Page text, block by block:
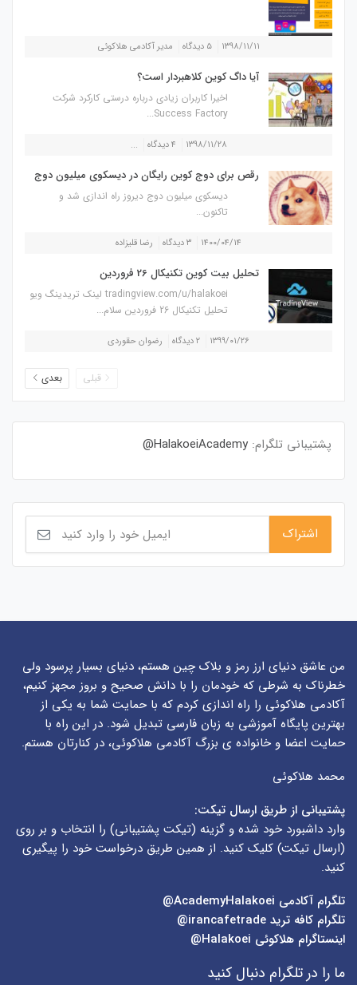
۱۳۹۸/۱۱/۱۱ ۵ دیدگاه مدیر آکادمی هلاکوئی
آیا داگ کوین کلاهبردار است؟
اخیرا کاربران زیادی درباره درستی کارکرد شرکت
Success Factory...
۱۳۹۸/۱۱/۲۸ ۴ دیدگاه ...
رقص برای دوج کوین رایگان در دیسکوی میلیون دوج
دیسکوی میلیون دوج دیروز راه اندازی شد و
تاکنون...
۱۴۰۰/۰۴/۱۴ ۳ دیدگاه رضا قلیزاده
تحلیل بیت کوین تکنیکال 26 فروردین
tradingview.com/u/halakoei لینک تریدینگ ویو
تحلیل تکنیکال 26 فروردین سلام...
۱۳۹۹/۰۱/۲۶ ۲ دیدگاه رضوان حقوردی
قبلی بعدی
پشتیبانی تلگرام: HalakoeiAcademy@
من عاشق دنیای ارز رمز و بلاک چین هستم، دنیای بسیار پرسود ولی
خطرناک به شرطی که خودمان را با دانش صحیح و بروز مجهز کنیم،
آکادمی هلاکوئی را راه اندازی کردم که با حمایت شما به یکی از
بهترین پایگاه آموزشی به زبان فارسی تبدیل شود. در این راه با
حمایت اعضا و خانواده ی بزرگ آکادمی هلاکوئی، در کنارتان هستم.
محمد هلاکوئی
پشتیبانی از طریق ارسال تیکت:
وارد داشبورد خود شده و گزینه (تیکت پشتیبانی) را انتخاب و بر روی
(ارسال تیکت) کلیک کنید. از همین طریق درخواست خود را پیگیری
کنید.
تلگرام آکادمی
تلگرام کافه ترید irancafetrade@
اینستاگرام هلاکوئی Halakoei@
ما را در تلگرام دنبال کنید